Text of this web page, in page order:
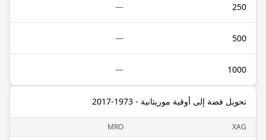
250
—
500
—
1000
—
تحويل فضة إلى أوقية موريتانية - 1973-2017
XAG
MRO